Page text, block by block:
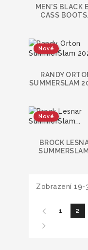
MEN'S BLACK
CASS
Nové
RANDY
SUMMERSLAM
Nové
BROCK
Zobrazení 19-
1 2